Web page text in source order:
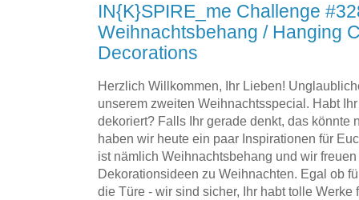
IN{K}SPIRE_me Challenge
Weihnachtsbehang / Hanging
Decorations
Herzlich Willkommen, Ihr Lieben!
unserem zweiten Weihnachtsspecial. Habt
dekoriert? Falls Ihr gerade denkt, das könnte
haben wir heute ein paar Inspirationen für
ist nämlich Weihnachtsbehang und wir
Dekorationsideen zu Weihnachten. Egal ob
die Türe - wir sind sicher, Ihr habt tolle Werke